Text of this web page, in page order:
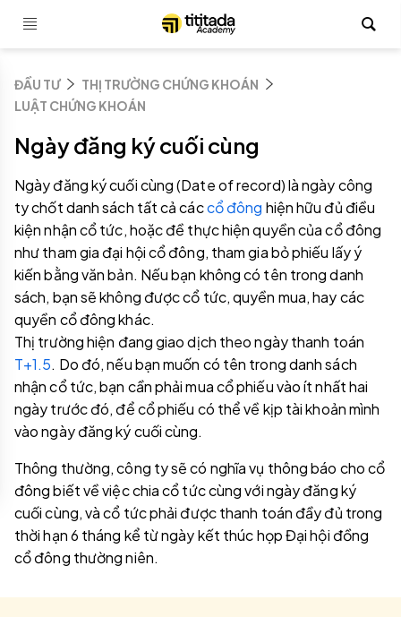
ĐẦU TƯ
THỊ TRƯỜNG CHỨNG KHOÁN
LUẬT CHỨNG KHOÁN
Ngày đăng ký cuối cùng
Ngày đăng ký cuối cùng (Date of record) là ngày công
ty chốt danh sách tất cả cáccổ đông hiện hữu đủ điều
kiện nhận cổ tức, hoặc đề thực hiện quyền của cổ đông
như tham gia đại hội cổ đông, tham gia bỏ phiếu lấy ý
kiến bằng văn bản. Nếu bạn không có tên trong danh
sách, bạn sẽ không được cổ tức, quyền mua, hay các
quyền cổ đông khác.
Thị trường hiện đang giao dịch theo ngày thanh toán
T+1.5. Do đó, nếu bạn muốn có tên trong danh sách
nhận cổ tức, bạn cần phải mua cổ phiếu vào ít nhất hai
ngày trước đó, để cổ phiếu có thể về kịp tài khoản mình
vào ngày đăng ký cuối cùng.
Thông thường, công ty sẽ có nghĩa vụ thông báo cho cổ
đông biết về việc chia cổ tức cùng với ngày đăng ký
cuối cùng, và cổ tức phải được thanh toán đầy đủ trong
thời hạn 6 tháng kể từ ngày kết thúc họp Đại hội đồng
cổ đông thường niên.